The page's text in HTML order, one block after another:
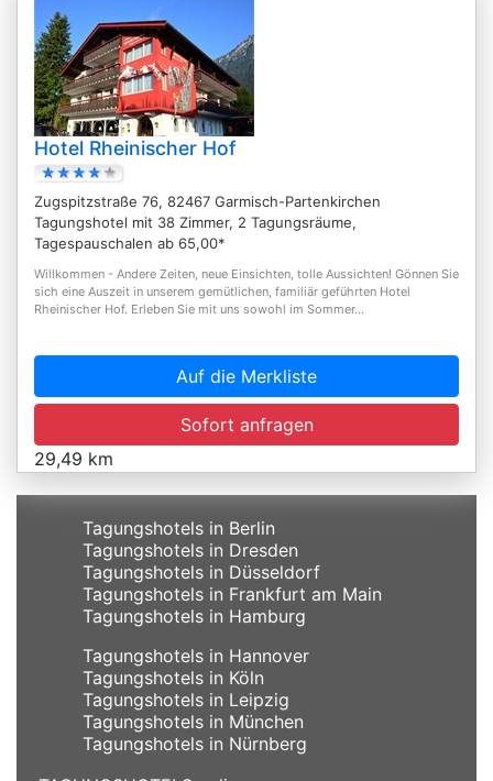
Hotel Rheinischer Hof
Zugspitzstraße 76, 82467 Garmisch-Partenkirchen
Tagungshotel mit 38 Zimmer, 2 Tagungsräume,
Tagespauschalen ab 65,00*
Willkommen - Andere Zeiten, neue Einsichten, tolle Aussichten! Gönnen Sie
sich eine Auszeit in unserem gemütlichen, familiär geführten Hotel
Rheinischer Hof. Erleben Sie mit uns sowohl im Sommer...
Auf die Merkliste
Sofort anfragen
29,49 km
Tagungshotels in Berlin
Tagungshotels in Dresden
Tagungshotels in Düsseldorf
Tagungshotels in Frankfurt am Main
Tagungshotels in Hamburg
Tagungshotels in Hannover
Tagungshotels in Köln
Tagungshotels in Leipzig
Tagungshotels in München
Tagungshotels in Nürnberg